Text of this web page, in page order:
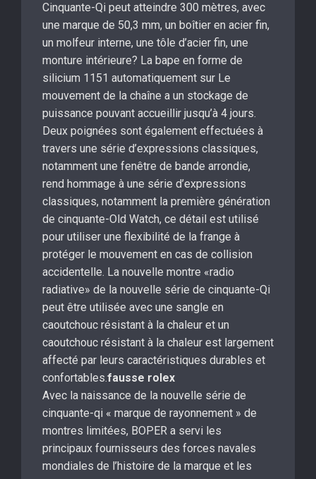
Cinquante-Qi peut atteindre 300 mètres, avec
une marque de 50,3 mm, un boîtier en acier fin,
un molfeur interne, une tôle d’acier fin, une
monture intérieure? La bape en forme de
silicium 1151 automatiquement sur Le
mouvement de la chaîne a un stockage de
puissance pouvant accueillir jusqu’à 4 jours.
Deux poignées sont également effectuées à
travers une série d’expressions classiques,
notamment une fenêtre de bande arrondie,
rend hommage à une série d’expressions
classiques, notamment la première génération
de cinquante-Old Watch, ce détail est utilisé
pour utiliser une flexibilité de la frange à
protéger le mouvement en cas de collision
accidentelle. La nouvelle montre «radio
radiative» de la nouvelle série de cinquante-Qi
peut être utilisée avec une sangle en
caoutchouc résistant à la chaleur et un
caoutchouc résistant à la chaleur est largement
affecté par leurs caractéristiques durables et
confortables.fausse rolex
Avec la naissance de la nouvelle série de
cinquante-qi « marque de rayonnement » de
montres limitées, BOPER a servi les
principaux fournisseurs des forces navales
mondiales de l’histoire de la marque et les